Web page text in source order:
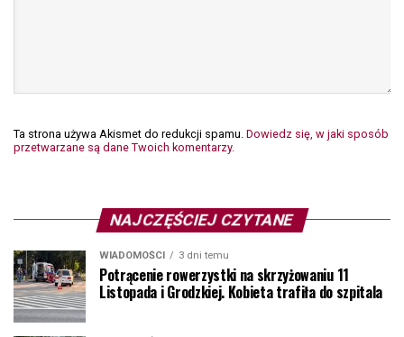
Ta strona używa Akismet do redukcji spamu. Dowiedz się, w jaki sposób
przetwarzane są dane Twoich komentarzy.
NAJCZĘŚCIEJ CZYTANE
WIADOMOŚCI 3 dni temu
Potrącenie rowerzystki na skrzyżowaniu 11
Listopada i Grodzkiej. Kobieta trafiła do szpitala